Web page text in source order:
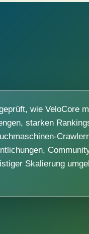
wie VeloCore
starken
Skalierung